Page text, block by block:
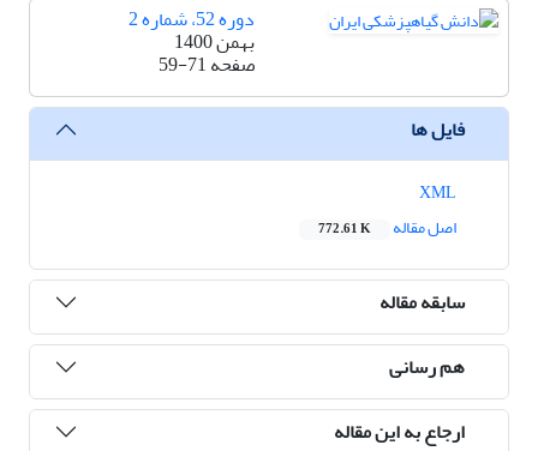
دوره 52، شماره 2
بهمن 1400
صفحه59-71
فایل ها
اصل مقاله
772.61 K
سابقه مقاله
هم رسانی
ارجاع به این مقاله